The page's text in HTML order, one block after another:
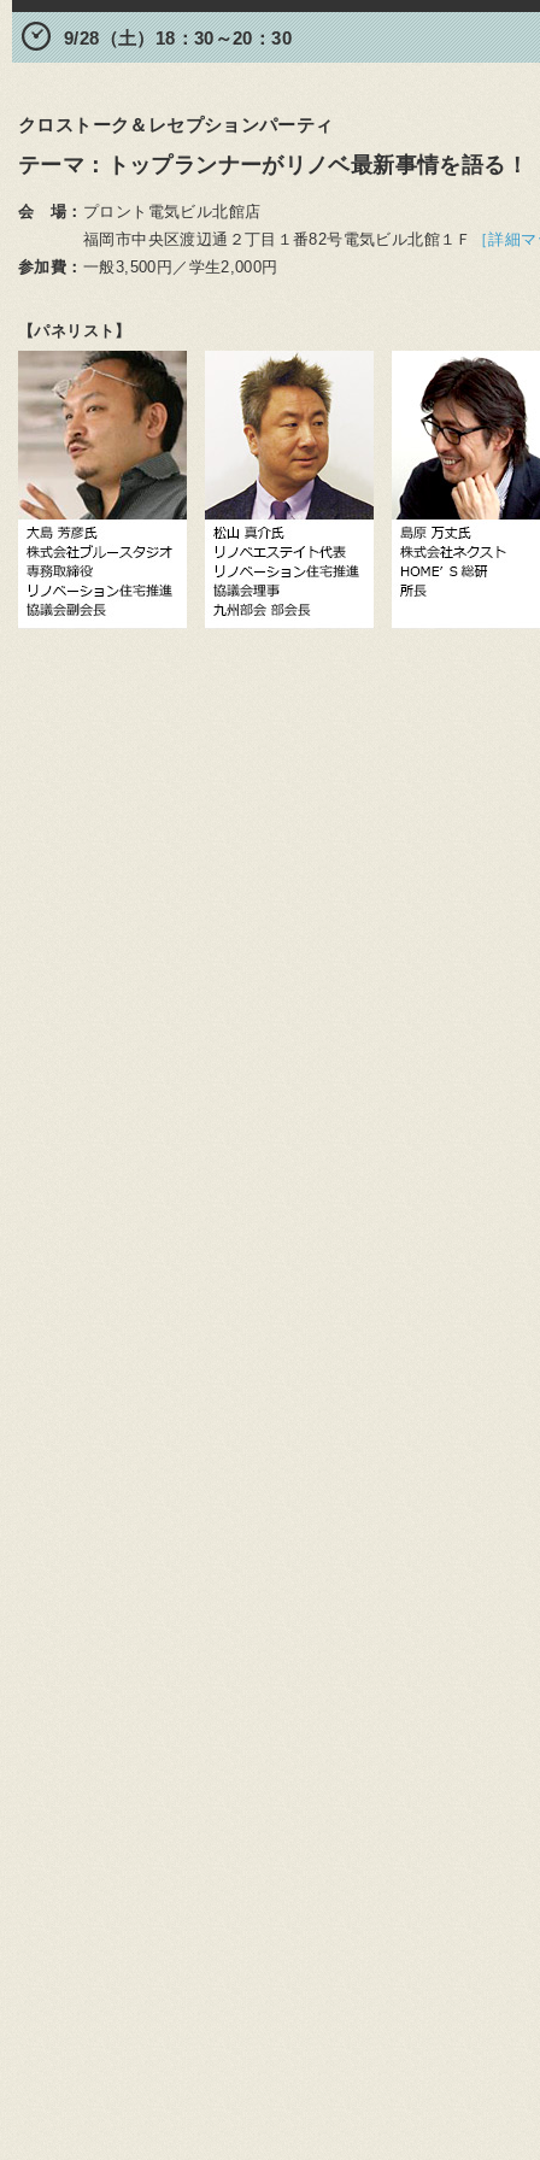
9/28（土）18：30～20：30
クロストーク＆レセプションパーティ
テーマ：トップランナーがリノベ最新事情を語る！
会 場： プロント電気ビル北館店
福岡市中央区渡辺通２丁目１番82号電気ビル北館１Ｆ
［詳細
参加費： 一般3,500円／学生2,000円
【パネリスト】